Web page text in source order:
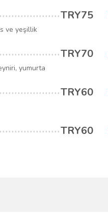
TRY75
ve yeşillik
TRY70
yumurta
TRY60
TRY60